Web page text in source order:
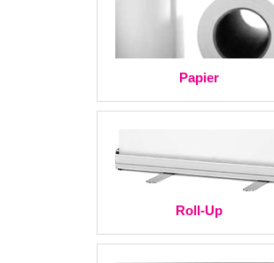
Papier
Roll-Up